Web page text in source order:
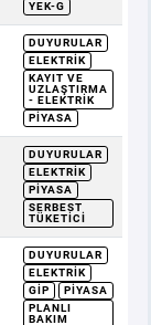
YEK-G
DUYURULAR
ELEKTRIK
KAYIT VE
UZLAŞTIRMA
- ELEKTRIK
PIYASA
DUYURULAR
ELEKTRIK
PIYASA
SERBEST
TÜKETICI
DUYURULAR
ELEKTRIK
GİP
PIYASA
PLANLI
BAKIM